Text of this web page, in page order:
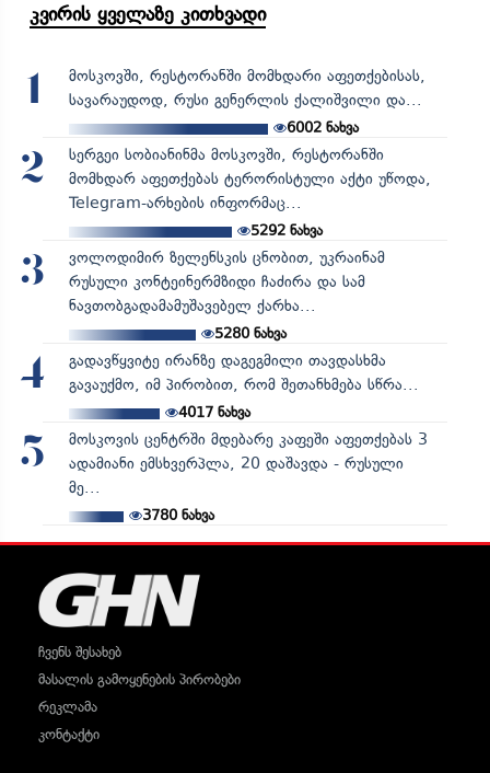
კვირის ყველაზე კითხვადი
1
მოსკოვში, რესტორანში მომხდარი აფეთქებისას,
სავარაუდოდ, რუსი გენერლის ქალიშვილი და...
6002 ნახვა
2
სერგეი სობიანინმა მოსკოვში, რესტორანში
მომხდარ აფეთქებას ტერორისტული აქტი უწოდა,
Telegram-არხების ინფორმაც...
5292ნახვა
3
ვოლოდიმირ ზელენსკის ცნობით, უკრაინამ
რუსული კონტეინერმზიდი ჩაძირა და სამ
ნავთობგადამამუშავებელ ქარხა...
5280ნახვა
4
გადავწყვიტე ირანზე დაგეგმილი თავდასხმა
გავაუქმო, იმ პირობით, რომ შეთანხმება სწრა...
4017ნახვა
5
მოსკოვის ცენტრში მდებარე კაფეში აფეთქებას 3
ადამიანი ემსხვერპლა, 20 დაშავდა - რუსული
მე...
3780ნახვა
ჩვენს შესახებ
მასალის გამოყენების პირობები
რეკლამა
კონტაქტი